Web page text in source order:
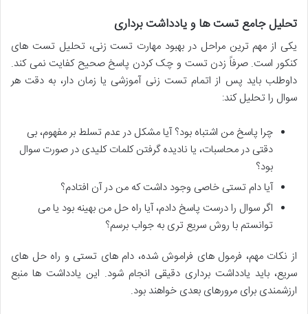
تحلیل جامع تست ها و یادداشت برداری
یکی از مهم ترین مراحل در بهبود مهارت تست زنی، تحلیل تست های
کنکوراست. صرفاً زدن تست و چک کردن پاسخ صحیح کفایت نمی کند.
داوطلب باید پس از اتمام تست زنی آموزشی یا زمان دار، به دقت هر
سوال را تحلیل کند:
چرا پاسخ من اشتباه بود؟ آیا مشکل در عدم تسلط بر مفهوم، بی
دقتی در محاسبات، یا نادیده گرفتن کلمات کلیدی در صورت سوال
بود؟
آیا دام تستی خاصی وجود داشت که من در آن افتادم؟
اگر سوال را درست پاسخ دادم، آیا راه حل من بهینه بود یا می
توانستم با روش سریع تری به جواب برسم؟
از نکات مهم، فرمول های فراموش شده، دام های تستی و راه حل های
سریع، باید یادداشت برداری دقیقی انجام شود. این یادداشت ها منبع
ارزشمندی برای مرورهای بعدی خواهند بود.